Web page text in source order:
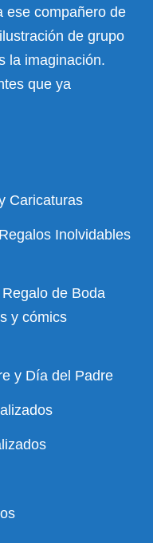
ese compañero de
de grupo
la imaginación.
que ya
Caricaturas
Inolvidables
de Boda
y cómics
y Día del Padre